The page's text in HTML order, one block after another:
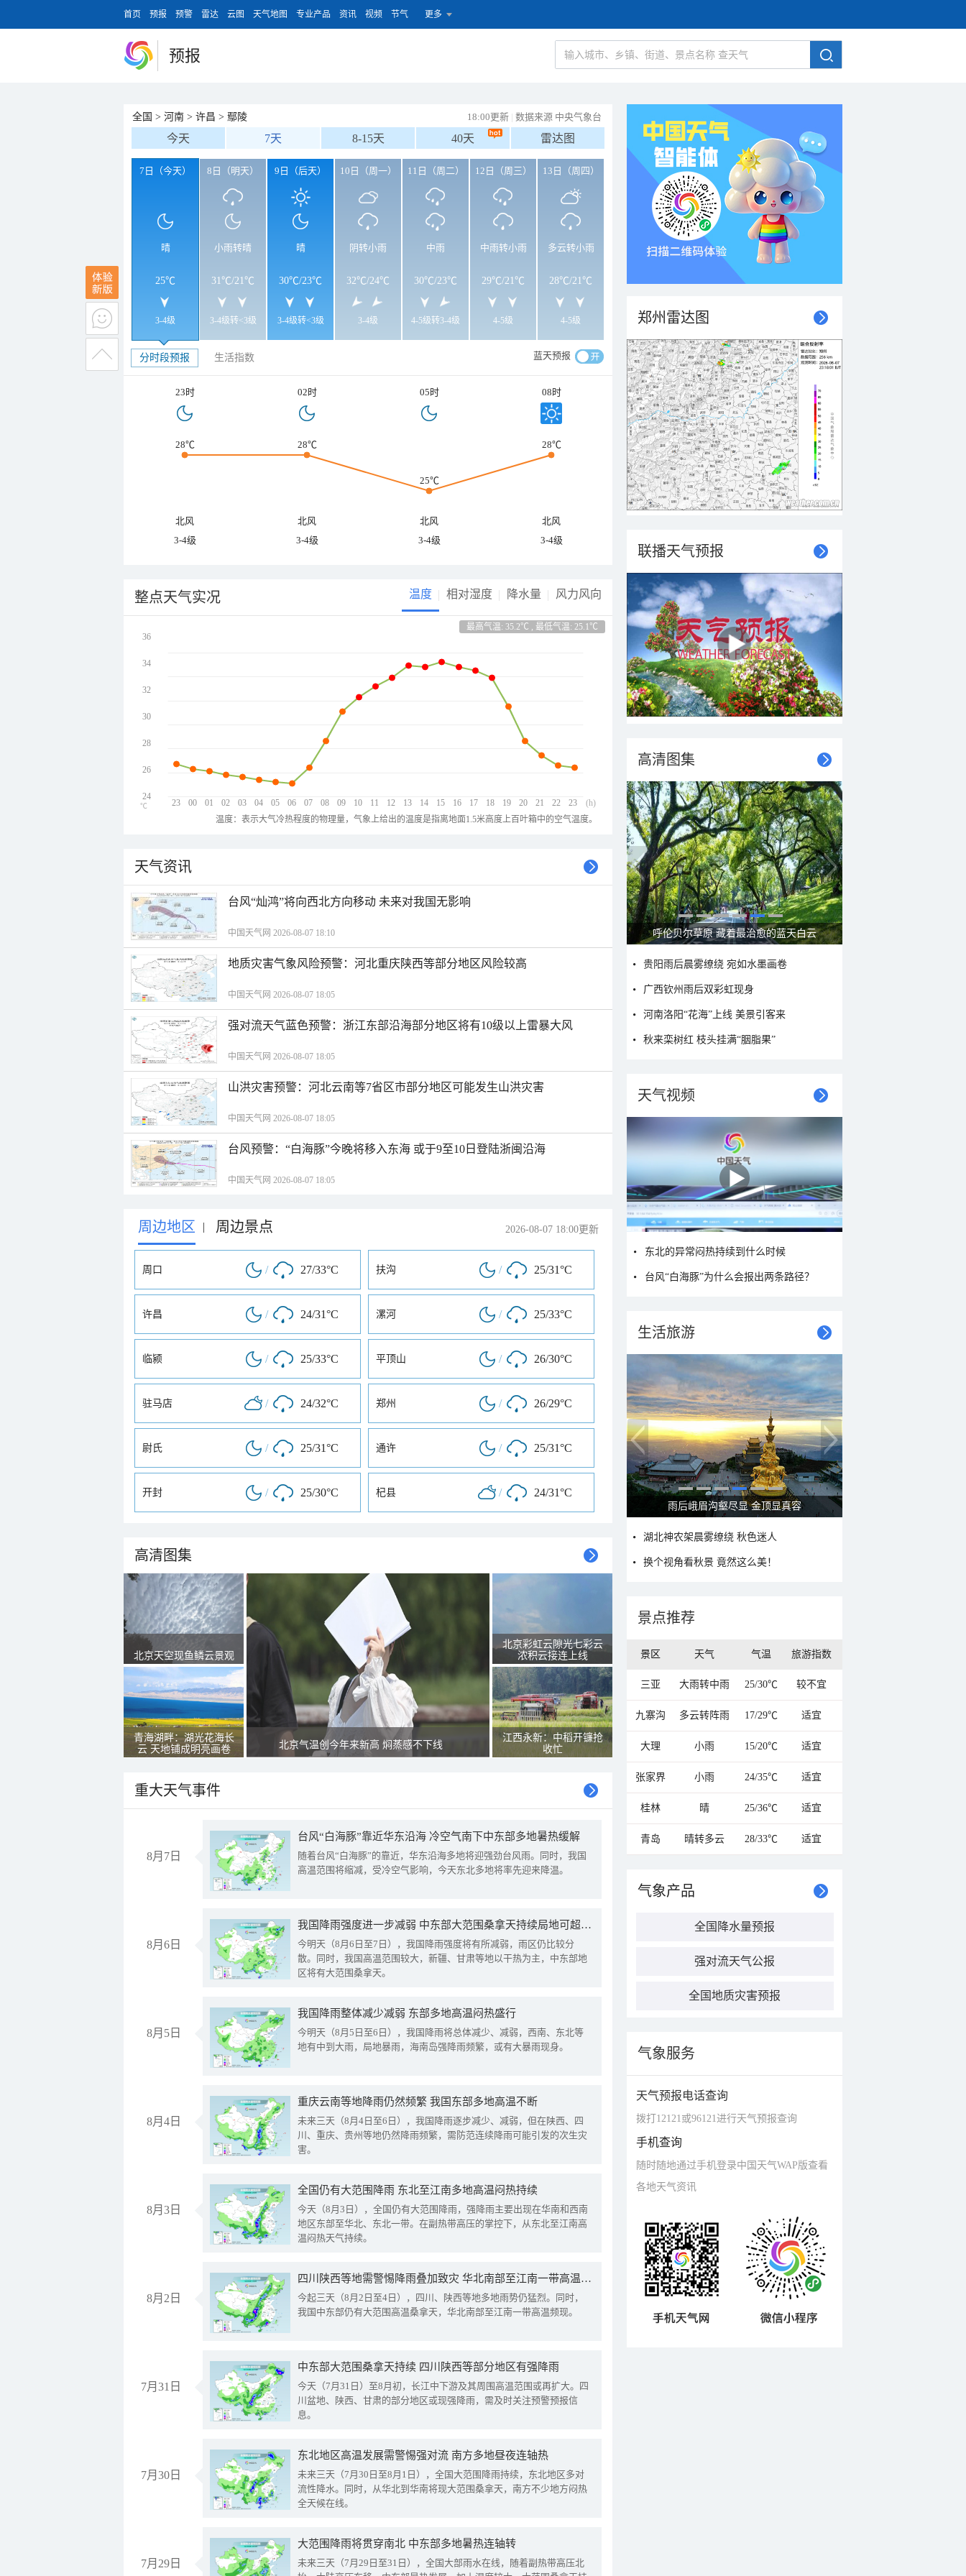
首页 预报 预警 雷达 云图 天气地图 专业产品 资讯 视频 节气 更多
预报
全国 > 河南 > 许昌 > 鄢陵 18:00更新 | 数据来源 中央气象台
今天 7天 8-15天 40天 雷达图
7日（今天）
晴
25℃
3-4级
8日（明天）
小雨转晴
31℃/21℃
3-4级转<3级
9日（后天）
晴
30℃/23℃
3-4级转<3级
10日（周一）
阴转小雨
32℃/24℃
3-4级
11日（周二）
中雨
30℃/23℃
4-5级转3-4级
12日（周三）
中雨转小雨
29℃/21℃
4-5级
13日（周四）
多云转小雨
28℃/21℃
4-5级
分时段预报 生活指数 蓝天预报
23时 02时 05时 08时
28℃ 28℃
25℃
28℃
北风 北风 北风
北风
3-4级
3-4级 3-4级 3-4级
整点天气实况 温度 相对湿度 降水量 风力风向
最高气温: 35.2℃ , 最低气温: 25.1℃
23 00 01 02 03 04 05 06 07 08 09 10 11 12 13 14 15 16 17 18 19 20 21 22 23
36
34
32
30
28
26
24
(h)
℃
温度：表示大气冷热程度的物理量，气象上给出的温度是指离地面1.5米高度上百叶箱中的空气温度。
天气资讯
台风“灿鸿”将向西北方向移动 未来对我国无影响
中国天气网 2026-08-07 18:10
地质灾害气象风险预警：河北重庆陕西等部分地区风险较高
中国天气网 2026-08-07 18:05
强对流天气蓝色预警：浙江东部沿海部分地区将有10级以上雷暴大风
中国天气网 2026-08-07 18:05
山洪灾害预警：河北云南等7省区市部分地区可能发生山洪灾害
中国天气网 2026-08-07 18:05
台风预警：“白海豚”今晚将移入东海 或于9至10日登陆浙闽沿海
中国天气网 2026-08-07 18:05
周边地区 | 周边景点 2026-08-07 18:00更新
周口 / 27/33°C 扶沟 / 25/31°C
许昌 / 24/31°C 漯河 / 25/33°C
临颍 / 25/33°C 平顶山 / 26/30°C
驻马店 / 24/32°C 郑州 / 26/29°C
尉氏 / 25/31°C 通许 / 25/31°C
开封 / 25/30°C 杞县 / 24/31°C
高清图集
北京天空现鱼鳞云景观
青海湖畔：湖光花海长
云 天地铺成明亮画卷
北京气温创今年来新高 焖蒸感不下线
北京彩虹云隙光七彩云
浓积云接连上线
江西永新：中稻开镰抢
收忙
重大天气事件
8月7日
台风“白海豚”靠近华东沿海 冷空气南下中东部多地暑热缓解
随着台风“白海豚”的靠近，华东沿海多地将迎强劲台风雨。同时，我国
高温范围将缩减，受冷空气影响，今天东北多地将率先迎来降温。
8月6日
我国降雨强度进一步减弱 中东部大范围桑拿天持续局地可超38℃
今明天（8月6日至7日），我国降雨强度将有所减弱，雨区仍比较分
散。同时，我国高温范围较大，新疆、甘肃等地以干热为主，中东部地
区将有大范围桑拿天。
8月5日
我国降雨整体减少减弱 东部多地高温闷热盛行
今明天（8月5日至6日），我国降雨将总体减少、减弱，西南、东北等
地有中到大雨，局地暴雨，海南岛强降雨频繁，或有大暴雨现身。
8月4日
重庆云南等地降雨仍然频繁 我国东部多地高温不断
未来三天（8月4日至6日），我国降雨逐步减少、减弱，但在陕西、四
川、重庆、贵州等地仍然降雨频繁，需防范连续降雨可能引发的次生灾
害。
8月3日
全国仍有大范围降雨 东北至江南多地高温闷热持续
今天（8月3日），全国仍有大范围降雨，强降雨主要出现在华南和西南
地区东部至华北、东北一带。在副热带高压的掌控下，从东北至江南高
温闷热天气持续。
8月2日
四川陕西等地需警惕降雨叠加致灾 华北南部至江南一带高温频现
今起三天（8月2日至4日），四川、陕西等地多地雨势仍猛烈。同时，
我国中东部仍有大范围高温桑拿天，华北南部至江南一带高温频现。
7月31日
中东部大范围桑拿天持续 四川陕西等部分地区有强降雨
今天（7月31日）至8月初，长江中下游及其周围高温范围或再扩大。四
川盆地、陕西、甘肃的部分地区或现强降雨，需及时关注预警预报信
息。
7月30日
东北地区高温发展需警惕强对流 南方多地昼夜连轴热
未来三天（7月30日至8月1日），全国大范围降雨持续，东北地区多对
流性降水。同时，从华北到华南将现大范围桑拿天，南方不少地方闷热
全天候在线。
7月29日
大范围降雨将贯穿南北 中东部多地暑热连轴转
未来三天（7月29日至31日），全国大部雨水在线，随着副热带高压北
郑州雷达图
联播天气预报
高清图集
呼伦贝尔草原 藏着最治愈的蓝天白云
贵阳雨后晨雾缭绕 宛如水墨画卷
广西钦州雨后双彩虹现身
河南洛阳“花海”上线 美景引客来
秋来栾树红 枝头挂满“胭脂果”
天气视频
东北的异常闷热持续到什么时候
台风“白海豚”为什么会报出两条路径？
生活旅游
秋意浓 蓝天映衬下的哈尔滨伏尔加庄园
湖北神农架晨雾缭绕 秋色迷人
换个视角看秋景 竟然这么美！
景点推荐
景区 天气 气温 旅游指数
三亚 大雨转中雨 25/30℃ 较不宜
九寨沟 多云转阵雨 17/29℃ 适宜
大理 小雨 15/20℃ 适宜
张家界 小雨 24/35℃ 适宜
桂林 晴 25/36℃ 适宜
青岛 晴转多云 28/33℃ 适宜
气象产品
全国降水量预报
强对流天气公报
全国地质灾害预报
气象服务
天气预报电话查询
拨打12121或96121进行天气预报查询
手机查询
随时随地通过手机登录中国天气WAP版查看
各地天气资讯